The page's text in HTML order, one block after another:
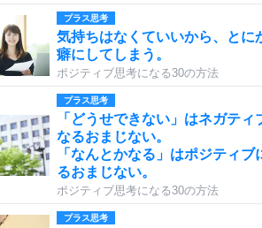
プラス思考
気持ちはなくていいから、とに
癖にしてしまう。
ポジティブ思考になる30の方法
プラス思考
「どうせできない」はネガティ
なるおまじない。
「なんとかなる」はポジティブ
るおまじない。
ポジティブ思考になる30の方法
プラス思考